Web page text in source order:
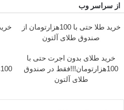
از سراسر وب
خرید طلا حتی با 100هزارتومان از
صندوق طلای آلتون
خرید طلای بدون اجرت حتی با
100هزارتومان!!!فقط در صندوق
طلای آلتون
100هزارتومان!!ثبت مشاوره رایگان